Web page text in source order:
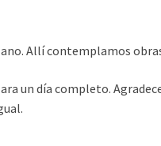
Allí contemplamos
un día completo.